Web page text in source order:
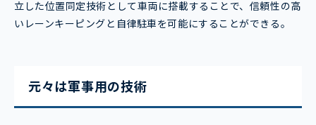
立した位置同定技術として車両に搭載することで、信頼性の高
いレーンキーピングと自律駐車を可能にすることができる。
元々は軍事用の技術